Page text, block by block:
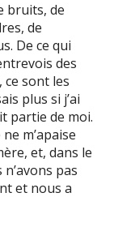
bruits, de
de
De ce qui
des
ce sont les
plus si j’ai
partie de moi.
m’apaise
et, dans le
pas
et nous a